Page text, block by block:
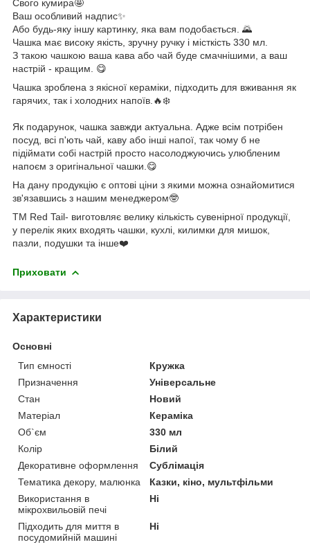
Свого кумира🤩
Ваш особливий надпис✨
Або будь-яку іншу картинку, яка вам подобається. 🌄
Чашка має високу якість, зручну ручку і місткість 330 мл.
З такою чашкою ваша кава або чай буде смачнішими, а ваш
настрій - кращим. 😋
Чашка зроблена з якісної кераміки, підходить для вживання як
гарячих, так і холодних напоїв.🔥❄️
Як подарунок, чашка завжди актуальна. Адже всім потрібен
посуд, всі п'ють чай, каву або інші напої, так чому б не
підіймати собі настрій просто насолоджуючись улюбленим
напоєм з оригінальної чашки.😋
На дану продукцію є оптові ціни з якими можна ознайомитися
зв'язавшись з нашим менеджером🤓
ТМ Red Tail- виготовляє велику кількість сувенірної продукції,
у перелік яких входять чашки, кухлі, килимки для мишок,
пазли, подушки та інше❤️
Приховати
Характеристики
Основні
Тип ємності
Кружка
Призначення
Універсальне
Стан
Новий
Матеріал
Кераміка
Об`єм
330 мл
Колір
Білий
Декоративне оформлення
Сублімація
Тематика декору, малюнка
Казки, кіно, мультфільми
Використання в
мікрохвильовій печі
Ні
Підходить для миття в
посудомийній машині
Ні